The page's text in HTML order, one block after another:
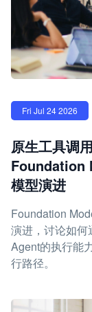
Fri Jul 24 2026
原生工具调
Foundation
模型演进
Foundation
演进，讨论如
Agent的执行能
行路径。